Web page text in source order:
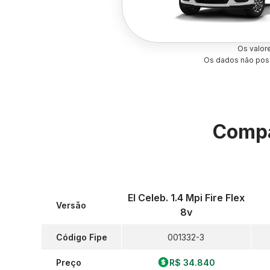
Os
Os dados não
Versão
Código Fipe
Preço
El Celeb. 1.4 Mpi Fire Flex
8v
001332-3
R$ 34.840